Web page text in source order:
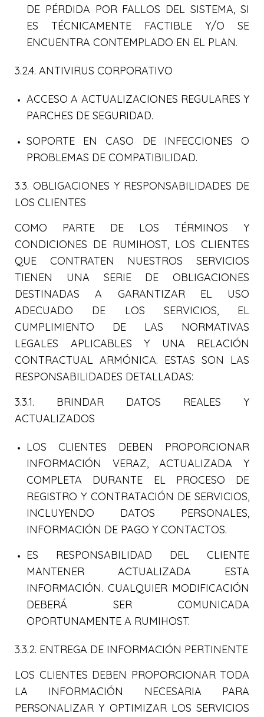
DE PÉRDIDA POR FALLOS DEL SISTEMA, SI
ES TÉCNICAMENTE FACTIBLE Y/O SE
ENCUENTRA CONTEMPLADO EN EL PLAN.
3.2.4. ANTIVIRUS CORPORATIVO
ACCESO A ACTUALIZACIONES REGULARES Y
PARCHES DE SEGURIDAD.
SOPORTE EN CASO DE INFECCIONES O
PROBLEMAS DE COMPATIBILIDAD.
3.3. OBLIGACIONES Y RESPONSABILIDADES DE
LOS CLIENTES
COMO PARTE DE LOS TÉRMINOS Y
CONDICIONES DE RUMIHOST, LOS CLIENTES
QUE CONTRATEN NUESTROS SERVICIOS
TIENEN UNA SERIE DE OBLIGACIONES
DESTINADAS A GARANTIZAR EL USO
ADECUADO DE LOS SERVICIOS, EL
CUMPLIMIENTO DE LAS NORMATIVAS
LEGALES APLICABLES Y UNA RELACIÓN
CONTRACTUAL ARMÓNICA. ESTAS SON LAS
RESPONSABILIDADES DETALLADAS:
3.3.1. BRINDAR DATOS REALES Y
ACTUALIZADOS
LOS CLIENTES DEBEN PROPORCIONAR
INFORMACIÓN VERAZ, ACTUALIZADA Y
COMPLETA DURANTE EL PROCESO DE
REGISTRO Y CONTRATACIÓN DE SERVICIOS,
INCLUYENDO DATOS PERSONALES,
INFORMACIÓN DE PAGO Y CONTACTOS.
ES RESPONSABILIDAD DEL CLIENTE
MANTENER ACTUALIZADA ESTA
INFORMACIÓN. CUALQUIER MODIFICACIÓN
DEBERÁ SER COMUNICADA
OPORTUNAMENTE A RUMIHOST.
3.3.2. ENTREGA DE INFORMACIÓN PERTINENTE
LOS CLIENTES DEBEN PROPORCIONAR TODA
LA INFORMACIÓN NECESARIA PARA
PERSONALIZAR Y OPTIMIZAR LOS SERVICIOS